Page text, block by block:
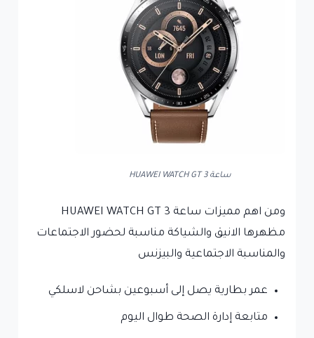
ساعة HUAWEI WATCH GT 3
ومن اهم مميزات ساعة HUAWEI WATCH GT 3
مظهرها الانيق والشياكة مناسبة لحضور الاجتماعات
والمناسبة الاجتماعية والبيزنس
عمر بطارية يصل إلى أسبوعين بشاحن لاسلكي
متابعة إدارة الصحة طوال اليوم